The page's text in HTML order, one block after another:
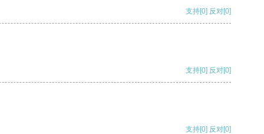
支持[0] 反对[0]
支持[0] 反对[0]
支持[0] 反对[0]